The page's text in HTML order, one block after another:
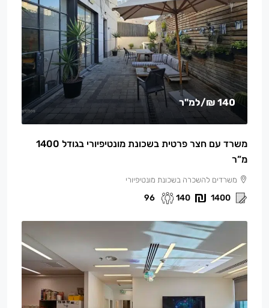
140 ₪ /למ"ר
משרד עם חצר פרטית בשכונת מונטיפיורי בגודל 1400
מ”ר
משרדים להשכרה בשכונת מונטיפיורי
1400
140
96